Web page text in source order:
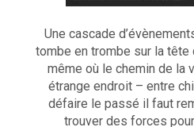
Une cascade
tombe en trombe sur la tête
même où le chemin de la
étrange endroit – entre
défaire le passé il faut
trouver des forces